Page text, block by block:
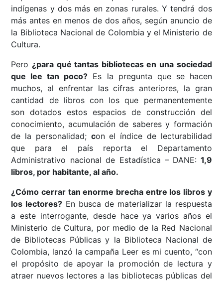
indígenas y dos más en zonas rurales. Y tendrá dos
más antes en menos de dos años, según anuncio de
la Biblioteca Nacional de Colombia y el Ministerio de
Cultura.
Pero¿para qué tantas bibliotecas en una sociedad
que lee tan poco? Es la pregunta que se hacen
muchos, al enfrentar las cifras anteriores, la gran
cantidad de libros con los que permanentemente
son dotados estos espacios de construcción del
conocimiento, acumulación de saberes y formación
de la personalidad; con el índice de lecturabilidad
que para el país reporta el Departamento
Administrativo nacional de Estadística – DANE: 1,9
libros, por habitante, al año.
¿Cómo cerrar tan enorme brecha entre los libros y
los lectores? En busca de materializar la respuesta
a este interrogante, desde hace ya varios años el
Ministerio de Cultura, por medio de la Red Nacional
de Bibliotecas Públicas y la Biblioteca Nacional de
Colombia, lanzó la campaña Leer es mi cuento, “con
el propósito de apoyar la promoción de lectura y
atraer nuevos lectores a las bibliotecas públicas del